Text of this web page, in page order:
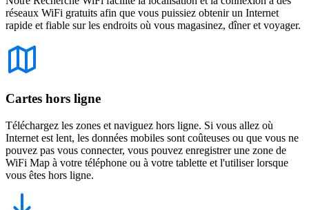
réseaux WiFi gratuits afin que vous puissiez obtenir un Internet
rapide et fiable sur les endroits où vous magasinez, dîner et voyager.
Cartes hors ligne
Téléchargez les zones et naviguez hors ligne. Si vous allez où
Internet est lent, les données mobiles sont coûteuses ou que vous ne
pouvez pas vous connecter, vous pouvez enregistrer une zone de
WiFi Map à votre téléphone ou à votre tablette et l'utiliser lorsque
vous êtes hors ligne.